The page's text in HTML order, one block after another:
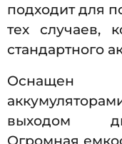
подходит для
тех случаев,
стандартного
Оснащен
выходом